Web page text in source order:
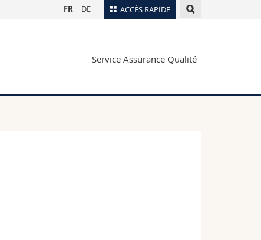
ACCÈS RAPIDE
Plan d'accès
Webmail
FR DE
Service Assurance Qualité